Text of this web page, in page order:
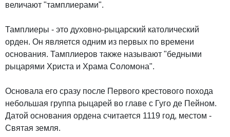
величают "тамплиерами".
Тамплиеры - это духовно-рыцарский католический
орден. Он является одним из первых по времени
основания. Тамплиеров также называют "бедными
рыцарями Христа и Храма Соломона".
Основала его сразу после Первого крестового похода
небольшая группа рыцарей во главе с Гуго де Пейном.
Датой основания ордена считается 1119 год, местом -
Святая земля.